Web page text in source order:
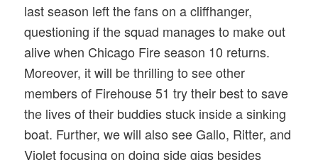
last season left the fans on a cliffhanger,
questioning if the squad manages to make out
alive when Chicago Fire season 10 returns.
Moreover, it will be thrilling to see other
members of Firehouse 51 try their best to save
the lives of their buddies stuck inside a sinking
boat. Further, we will also see Gallo, Ritter, and
Violet focusing on doing side gigs besides